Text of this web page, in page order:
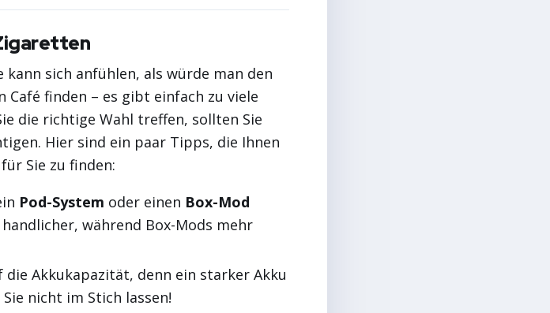
sich anfühlen, als würde man den
finden – es gibt einfach zu viele
die richtige Wahl treffen, sollten Sie
Hier sind ein paar Tipps, die Ihnen
Sie zu finden:
Pod-System oder einen Box-Mod
während Box-Mods mehr
die Akkukapazität, denn ein starker Akku
nicht im Stich lassen!